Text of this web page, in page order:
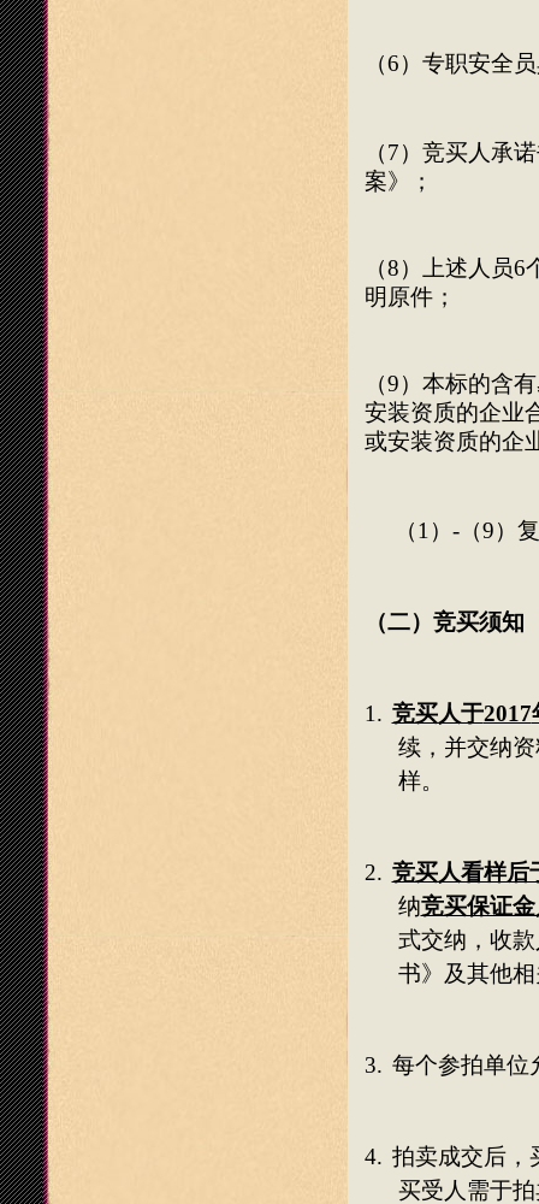
（6） 专职安全
（7）竞买人承
案》；
（8）上述人员6
明原件；
（9）本标的含
安装资质的企业
或安装资质的企
（1 ） -（9）
（二）竞买须知
1. 竞买人于2017
续，并交纳
样。
2. 竞买人看样后
纳竞买保证
式交纳，收
书》及其他
3. 每个参拍单位
4. 拍卖成交后，
买受人需于